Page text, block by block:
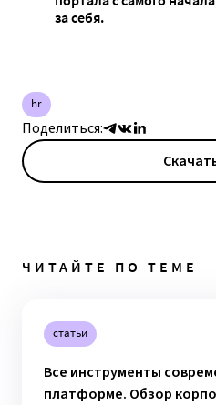
за себя.
hr
Поделиться:
ЧИТАЙТЕ ПО ТЕМЕ
статьи
Все инструменты
платформе. Обзор